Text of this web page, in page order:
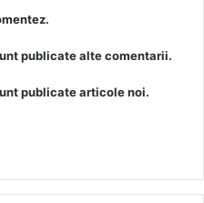
publicate alte comentarii.
publicate articole noi.